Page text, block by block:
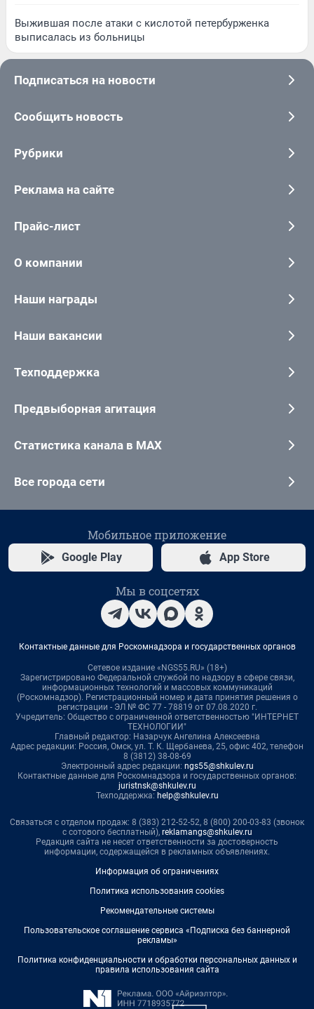
Выжившая после атаки с кислотой петербурженка
выписалась из больницы
Подписаться на новости
Сообщить новость
Рубрики
Реклама на сайте
Прайс-лист
О компании
Наши награды
Наши вакансии
Техподдержка
Предвыборная агитация
Статистика канала в MAX
Все города сети
Мобильное приложение
Google Play App Store
Мы в соцсетях
Контактные данные для Роскомнадзора и государственных органов
Сетевое издание «NGS55.RU» (18+)
Зарегистрировано Федеральной службой по надзору в сфере связи,
информационных технологий и массовых коммуникаций
(Роскомнадзор). Регистрационный номер и дата принятия решения о
регистрации - ЭЛ № ФС 77 - 78819 от 07.08.2020 г.
Учредитель: Общество с ограниченной ответственностью "ИНТЕРНЕТ
ТЕХНОЛОГИИ"
Главный редактор: Назарчук Ангелина Алексеевна
Адрес редакции: Россия, Омск, ул. Т. К. Щербанева, 25, офис 402, телефон
8 (3812) 38-08-69
Электронный адрес редакции: ngs55@shkulev.ru
Контактные данные для Роскомнадзора и государственных органов:
juristnsk@shkulev.ru
Техподдержка: help@shkulev.ru
Связаться с отделом продаж: 8 (383) 212-52-52, 8 (800) 200-03-83 (звонок
с сотового бесплатный), reklamangs@shkulev.ru
Редакция сайта не несет ответственности за достоверность
информации, содержащейся в рекламных объявлениях.
Информация об ограничениях
Политика использования cookies
Рекомендательные системы
Пользовательское соглашение сервиса «Подписка без баннерной
рекламы»
Политика конфиденциальности и обработки персональных данных и
правила использования сайта